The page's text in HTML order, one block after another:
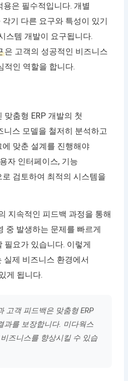
용은 필수적입니다. 개별
기 다른 요구와 특성이 있기
스템 개발이 요구됩니다.
은 고객의 성공적인 비즈니스
적인 역할을 합니다.
춤형 ERP 개발의 첫
니스 모델을 철저히 분석하고
맞춘 설계를 진행해야
자 인터페이스, 기능
검토하여 최적의 시스템을
지속적인 피드백 과정을 통해
중 발생하는 문제를 빠르게
필요가 있습니다. 이렇게
실제 비즈니스 환경에서
게 됩니다.
고객 피드백은 맞춤형 ERP
과를 보장합니다. 미다웍스
즈니스를 향상시킬 수 있습